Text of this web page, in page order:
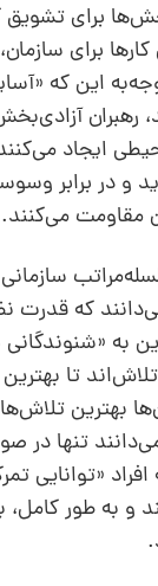
برای تشویق
برای
این که
رهبران
ایجاد
و در برابر
مقاومت می‌کنند.
سازمانی
که قدرت
به
تا بهترین
بهترین تلاش‌ها
تنها در
«توانایی
و به طور